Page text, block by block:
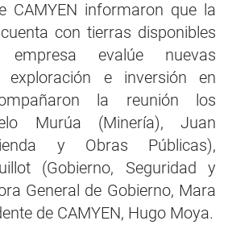
CAMYEN informaron que la
con tierras disponibles
evalúe nuevas
exploración e inversión en
la reunión los
Murúa (Minería), Juan
y Obras Públicas),
(Gobierno, Seguridad y
General de Gobierno, Mara
de CAMYEN, Hugo Moya.